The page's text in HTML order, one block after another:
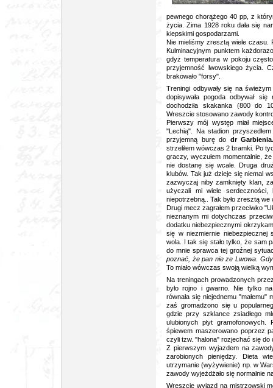
pewnego chorążego 40 pp, z
życia. Zima 1928 roku dała się
kiepskimi gospodarzami.
Nie mieliśmy zresztą wiele czasu.
Kulminacyjnym punktem
gdyż temperatura w pokoju
przyjemność lwowskiego życia.
brakowało "forsy".
Treningi odbywały się na
dopisywała pogoda odbywał
dochodziła skakanka (800 do
Wreszcie stosowano zawody
Pierwszy mój występ miał
"Lechią". Na stadion
przyjemną burę do dr
strzeliłem wówczas 2 bramki. Po
graczy, wyczułem momentalnie,
nie dostanę się wcale. Druga
klubów. Tak już dzieje się niemal
zazwyczaj niby zamknięty klan,
użyczali mi wiele serdeczności,
niepotrzebną.. Tak było zresztą
Drugi mecz zagrałem przeciwko
nieznanym mi dotychczas
dodatku niebezpiecznymi
się w niezmiernie niebezpiecznej
wola. I tak się stało tylko, że sam
do mnie sprawca tej groźnej
poznać, że pan nie ze Lwowa.
To miało wówczas swoją wielką
Na treningach prowadzonych
było rojno i gwarno. Nie tylko
równała się niejednemu
zaś gromadzono się u
gdzie przy szklance zsiadłego
ulubionych płyt
śpiewem maszerowano poprzez
czyli tzw. "halona" rozjechać się do
Z pierwszym wyjazdem na
zarobionych pieniędzy. Dieta
utrzymanie (wyżywienie) np. w
zawody wyjeżdżało się normalnie
Wreszcie wyjazd na mistrzowski